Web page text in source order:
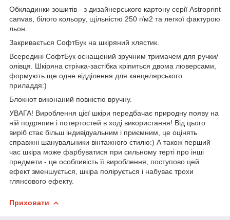
Обкладинки зошитів - з дизайнерського картону серії Astroprint
canvas, білого кольору, щільністю 250 г/м2 та легкої фактурою
льон.
Закривається СофтБук на шкіряний хлястик.
Всередині СофтБук оснащений зручним тримачем для ручки/
олівця. Шкіряна стрічка-застібка кріпиться двома люверсами,
формують ще одне відділення для канцелярського
приладдя:)
Блокнот виконаний повністю вручну.
УВАГА! Вироблення цієї шкіри передбачає природну появу на
ній подряпин і потертостей в ході використання! Від цього
виріб стає більш індивідуальним і приємним, це оцінять
справжні шанувальники вінтажного стилю:) А також перший
час шкіра може фарбуватися при сильному терті про інші
предмети - це особливість її вироблення, поступово цей
ефект зменшується, шкіра полірується і набуває трохи
глянсового ефекту.
Приховати